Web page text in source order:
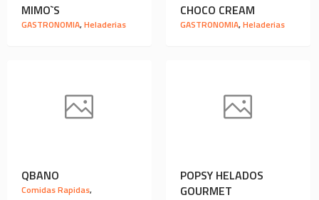
MIMO`S
GASTRONOMIA,Heladerias
CHOCO CREAM
GASTRONOMIA,Heladerias
QBANO
Comidas Rapidas,
POPSY HELADOS
GOURMET